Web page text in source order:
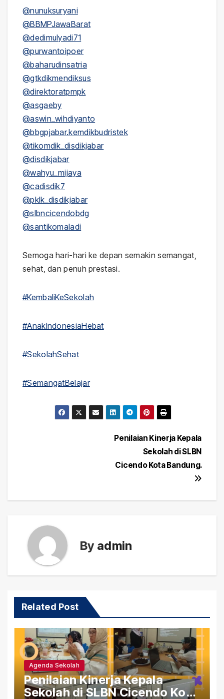
@nunuksuryani
@BBMPJawaBarat
@dedimulyadi71
@purwantoipoer
@baharudinsatria
@gtkdikmendiksus
@direktoratpmpk
@asgaeby
@aswin_wihdiyanto
@bbgpjabar.kemdikbudristek
@tikomdik_disdikjabar
@disdikjabar
@wahyu_mijaya
@cadisdik7
@pklk_disdikjabar
@slbncicendobdg
@santikomaladi
Semoga hari-hari ke depan semakin semangat,
sehat, dan penuh prestasi.
#KembaliKeSekolah
#AnakIndonesiaHebat
#SekolahSehat
#SemangatBelajar
Penilaian Kinerja Kepala
Sekolah di SLBN
Cicendo Kota Bandung.
By admin
Related Post
Agenda Sekolah
Penilaian Kinerja Kepala
Sekolah di SLBN Cicendo Kota